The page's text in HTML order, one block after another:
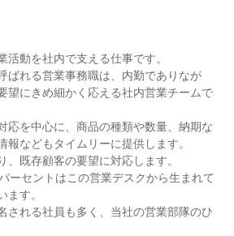
活動を社内で支える仕事です。
ばれる営業事務職は、内勤でありなが
望にきめ細かく応える社内営業チームで
応を中心に、商品の種類や数量、納期な
報などもタイムリーに提供します。
、既存顧客の要望に対応します。
ーセントはこの営業デスクから生まれて
ます。
される社員も多く、当社の営業部隊のひ